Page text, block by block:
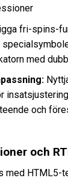
fri-spins-
med
och
och
med HTML5-